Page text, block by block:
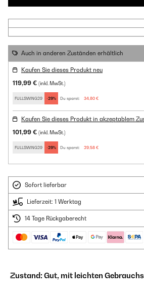
Auch in anderen Zuständen erhältlich
Kaufen Sie dieses Produkt neu
119,99 € (inkl. MwSt.)
FULLSWING29 -29% Du sparst: 34,80 €
Kaufen Sie dieses Produkt in akzeptablem
101,99 € (inkl. MwSt.)
FULLSWING29 -29% Du sparst: 29,58 €
Sofort lieferbar
Lieferzeit: 1 Werktag
14 Tage Rückgaberecht
Zustand: Gut, mit leichten